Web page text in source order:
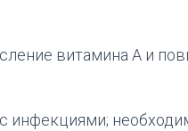
витамина А и
инфекциями;